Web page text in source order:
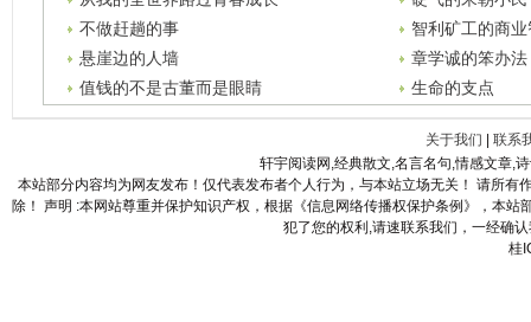
不做赶趟的事
智利矿工的商
悬崖边的人墙
章学诚的笨办法
值钱的不是古董而是眼睛
生命的支点
关于我们
联系
轩宇阅读网,经典散文,名言名句,情感文章,
本站部分内容均为网友发布！仅代表发布者个人行为，与本站立场无关！ 请所
除！ 声明 :本网站尊重并保护知识产权，根据《信息网络传播权保护条例》，本
犯了您的权利,请速联系我们，一经确
桂